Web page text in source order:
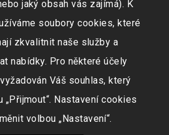
jaký obsah vás zajímá). K
soubory cookies, které
zkvalitnit naše služby a
nabídky. Pro některé účely
Váš souhlas, který
„Přijmout“. Nastavení cookies
volbou „Nastavení“.